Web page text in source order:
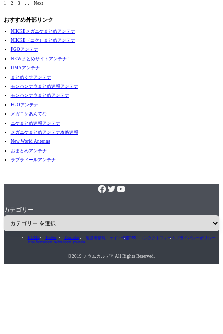
1 2 3 Next
おすすめ外部リンク
NIKKEメガニケまとめアンテナ
NIKKE（ニケ）まとめアンテナ
FGOアンテナ
NEWまとめサイトアンテナ！
UMAアンテナ
まとめくすアンテナ
モンハンナウまとめ速報アンテナ
モンハンナウまとめアンテナ
FGOアンテナ
メガニケあんてな
ニケまとめ速報アンテナ
メガニケまとめアンテナ攻略速報
New World Antenna
おまとめアンテナ
ラブラドールアンテナ
カテゴリー
HOME
icon-home
Twitter
icon-twitter
YouTube
icon-youtube
運営者情報・サイト情報RSS・コンタクトフォームプライバシーポリシー
 2019 ノウムカルデア All Rights Reserved.